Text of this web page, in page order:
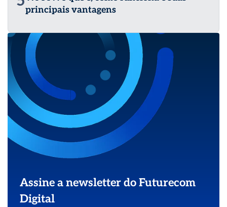
principais vantagens
Assine a newsletter do Futurecom
Digital